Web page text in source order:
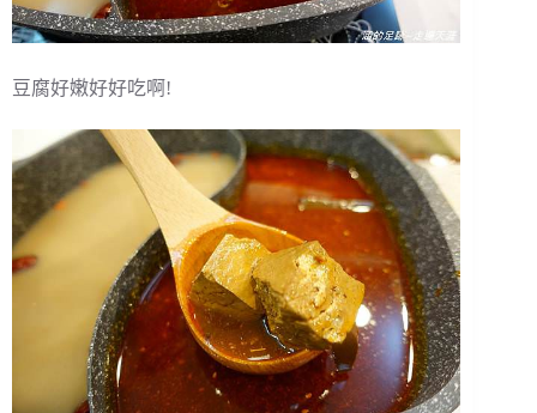
豆腐好嫩好好吃啊!